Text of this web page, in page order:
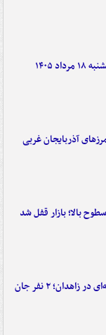
۱۴۰۵
بالا؛ بازار قفل شد
حمله مسلحانه به قهوه‌خانه‌ای در زاهدان؛ ۲ نفر جان